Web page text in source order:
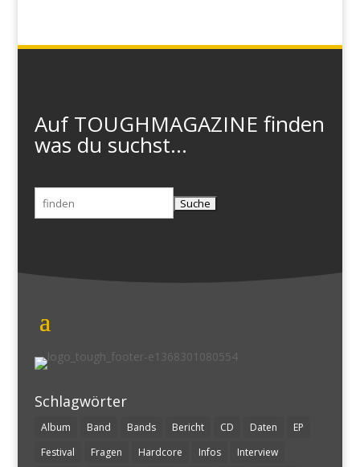
Auf TOUGHMAGAZINE finden
was du suchst...
Suchen
nach:
Schlagwörter
Album Band Bands Bericht CD Daten
EP
Festival
Fragen Hardcore Infos Interview